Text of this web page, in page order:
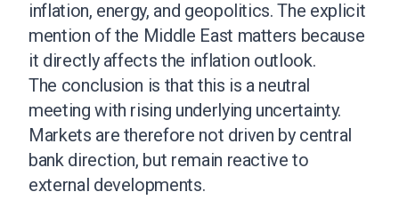
inflation, energy, and geopolitics. The explicit
mention of the Middle East matters because
it directly affects the inflation outlook.
The conclusion is that this is a neutral
meeting with rising underlying uncertainty.
Markets are therefore not driven by central
bank direction, but remain reactive to
external developments.